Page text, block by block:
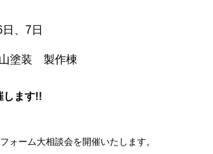
、7日
塗装 製作棟
します!!
ォーム大相談会を開催いたします。